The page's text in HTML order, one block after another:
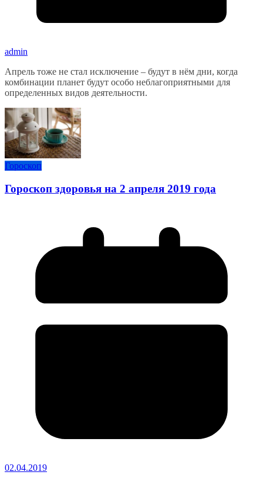
admin
Апрель тоже не стал исключение – будут в нём дни, когда
комбинации планет будут особо неблагоприятными для
определенных видов деятельности.
Гороскоп
Гороскоп здоровья на 2 апреля 2019 года
02.04.2019